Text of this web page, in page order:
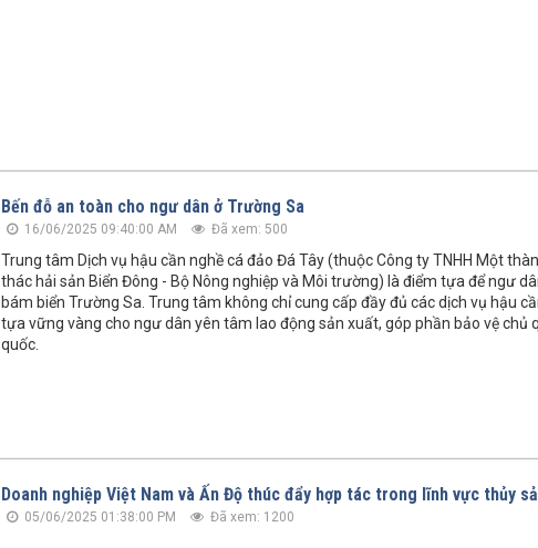
Bến đỗ an toàn cho ngư dân ở Trường Sa
16/06/2025 09:40:00 AM Đã xem: 500
Trung tâm Dịch vụ hậu cần nghề cá đảo Đá Tây (thuộc Công ty TNHH Một
thác hải sản Biển Đông - Bộ Nông nghiệp và Môi trường) là điểm tựa để ngư
bám biển Trường Sa. Trung tâm không chỉ cung cấp đầy đủ các dịch vụ hậu
tựa vững vàng cho ngư dân yên tâm lao động sản xuất, góp phần bảo vệ chủ
quốc.
Doanh nghiệp Việt Nam và Ấn Độ thúc đẩy hợp tác trong lĩnh vực thủy
05/06/2025 01:38:00 PM Đã xem: 1200